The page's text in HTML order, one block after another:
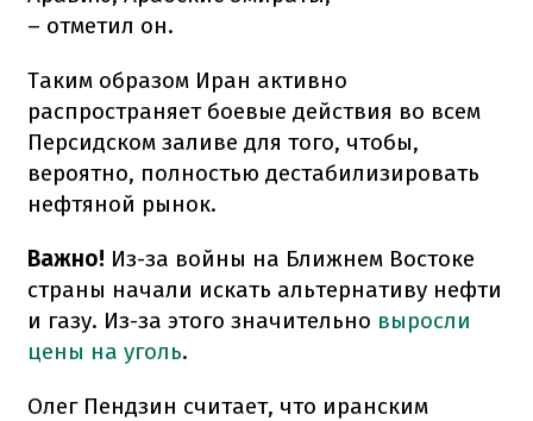
– отметил он.
Таким образом Иран активно
распространяет боевые действия во всем
Персидском заливе для того, чтобы,
вероятно, полностью дестабилизировать
нефтяной рынок.
Важно! Из-за войны на Ближнем Востоке
страны начали искать альтернативу нефти
и газу. Из-за этого значительно выросли
цены на уголь.
Олег Пендзин считает, что иранским